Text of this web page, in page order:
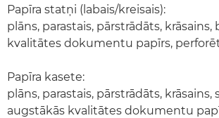
Papīra statņi (labais/kreisais):
plāns, parastais, pārstrādāts, krāsains,
kvalitātes dokumentu papīrs,
Papīra kasete:
plāns, parastais, pārstrādāts, krāsains,
augstākās kvalitātes dokumentu